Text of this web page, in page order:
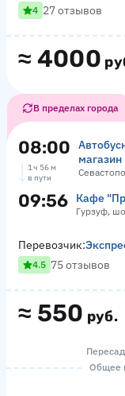
≈ 4000
4 27 отзывов
В пределах города
08:00
магазин
1 ч 56 м
в пути
09:56 Кафе
Гурзуф,
≈ 550 руб.
Перевозчик:
4.5 75 отзывов
Общее